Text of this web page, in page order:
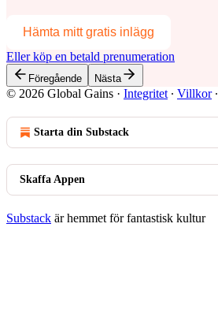
Hämta mitt gratis inlägg
Eller köp en betald prenumeration
Föregående Nästa
© 2026 Global Gains · Integritet ∙ Villkor∙
Starta din Substack
Skaffa Appen
Substack är hemmet för fantastisk kultur